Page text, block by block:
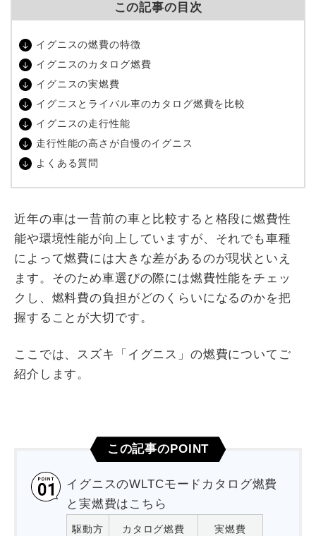
この記事の目次
イグニスの燃費の特徴
イグニスのカタログ燃費
イグニスの実燃費
イグニスとライバル車のカタログ燃費を比較
イグニスの走行性能
走行性能の高さが自慢のイグニス
よくある質問
近年の車は一昔前の車と比較すると格段に燃費性
能や環境性能が向上していますが、それでも車種
によって燃費には大きな差があるのが現状といえ
ます。そのため車選びの際には燃費性能をチェッ
クし、燃料費の負担がどのくらいになるのかを把
握することが大切です。
ここでは、スズキ「イグニス」の燃費についてご
紹介します。
この記事のPOINT
イグニスのWLTCモードカタログ燃費
と実燃費はこちら
駆動方
カタログ燃費
実燃費